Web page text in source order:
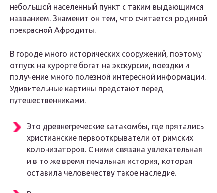
небольшой населенный пункт с таким выдающимся
названием. Знаменит он тем, что считается родиной
прекрасной Афродиты.
В городе много исторических сооружений, поэтому
отпуск на курорте богат на экскурсии, поездки и
получение много полезной интересной информации.
Удивительные картины предстают перед
путешественниками.
Это древнегреческие катакомбы, где прятались
христианские первооткрыватели от римских
колонизаторов. С ними связана увлекательная
и в то же время печальная история, которая
оставила человечеству такое наследие.